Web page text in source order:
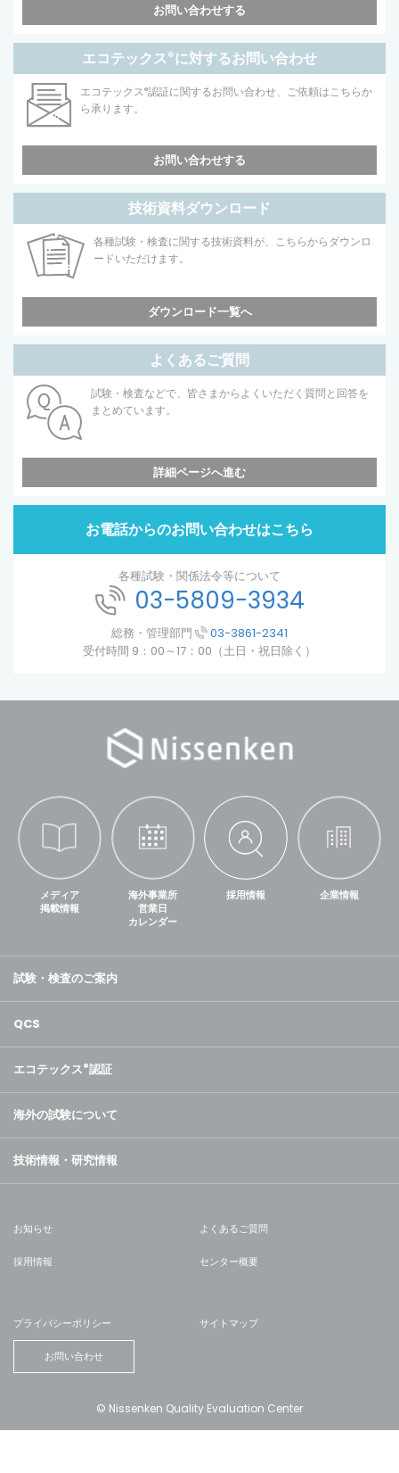
お問い合わせする
エコテックス®に対するお問い合わせ
エコテックス®認証に関するお問い合わせ、ご依頼はこちらか
ら承ります。
お問い合わせする
技術資料ダウンロード
各種試験・検査に関する技術資料が、こちらからダウンロ
ードいただけます。
ダウンロード一覧へ
よくあるご質問
試験・検査などで、皆さまからよくいただく質問と回答を
まとめています。
詳細ページへ進む
お電話からのお問い合わせはこちら
各種試験・関係法令等について
03-5809-3934
総務・管理部門
03-3861-2341
受付時間 9：00～17：00（土日・祝日除く）
メディア
掲載情報
海外事業所
営業日
カレンダー
採用情報 企業情報
試験・検査のご案内
QCS
エコテックス®認証
海外の試験について
技術情報・研究情報
お知らせ よくあるご質問
採用情報 センター概要
プライバシーポリシー サイトマップ
お問い合わせ
© Nissenken Quality Evaluation Center